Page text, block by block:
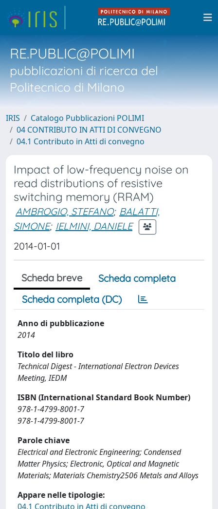
RE.PUBLIC@POLIMI
pubblicazioni di ricerca del
Politecnico di Milano
IRIS
Catalogo Pubblicazioni POLIMI
04 CONTRIBUTO IN ATTI DI CONVEGNO
04.1 Contributo in Atti di convegno
Impact of low-frequency noise on
read distributions of resistive
switching memory (RRAM)
AMBROGIO, STEFANO; BALATTI,
SIMONE; IELMINI, DANIELE
2014-01-01
Scheda breve
Scheda completa
Scheda completa (DC)
Anno di pubblicazione
2014
Titolo del libro
Technical Digest - International Electron Devices
Meeting, IEDM
ISBN (International Standard Book Number)
978-1-4799-8001-7
978-1-4799-8001-7
Parole chiave
Electrical and Electronic Engineering; Condensed
Matter Physics; Electronic, Optical and Magnetic
Materials; Materials Chemistry2506 Metals and Alloys
Appare nelle tipologie:
04.1 Contributo in Atti di convegno